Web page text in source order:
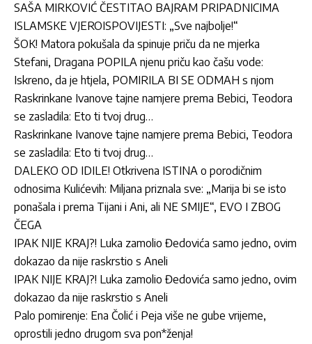
SAŠA MIRKOVIĆ ČESTITAO BAJRAM PRIPADNICIMA
ISLAMSKE VJEROISPOVIJESTI: „Sve najbolje!“
ŠOK! Matora pokušala da spinuje priču da ne mjerka
Stefani, Dragana POPILA njenu priču kao čašu vode:
Iskreno, da je htjela, POMIRILA BI SE ODMAH s njom
Raskrinkane Ivanove tajne namjere prema Bebici, Teodora
se zasladila: Eto ti tvoj drug…
Raskrinkane Ivanove tajne namjere prema Bebici, Teodora
se zasladila: Eto ti tvoj drug…
DALEKO OD IDILE! Otkrivena ISTINA o porodičnim
odnosima Kulićevih: Miljana priznala sve: „Marija bi se isto
ponašala i prema Tijani i Ani, ali NE SMIJE“, EVO I ZBOG
ČEGA
IPAK NIJE KRAJ?! Luka zamolio Đedovića samo jedno, ovim
dokazao da nije raskrstio s Aneli
IPAK NIJE KRAJ?! Luka zamolio Đedovića samo jedno, ovim
dokazao da nije raskrstio s Aneli
Palo pomirenje: Ena Čolić i Peja više ne gube vrijeme,
oprostili jedno drugom sva pon*ženja!